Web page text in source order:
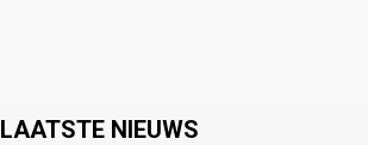
LAATSTE NIEUWS